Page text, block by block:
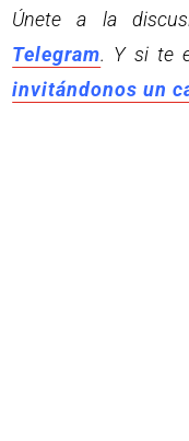
Únete a la
Telegram. Y si te
invitándonos un